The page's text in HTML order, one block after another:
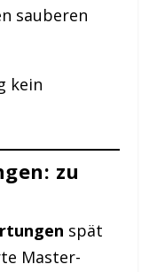
sauberen
kein
zu
spät
Master-